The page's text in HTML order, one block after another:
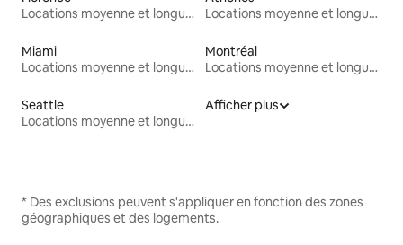
Locations moyenne et longue durée
Locations moyenne et longue durée
Miami
Locations moyenne et longue durée
Montréal
Locations moyenne et longue durée
Seattle
Locations moyenne et longue durée
Afficher plus
* Des exclusions peuvent s'appliquer en fonction des zones
géographiques et des logements.